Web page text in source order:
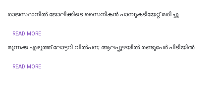
രാജസ്ഥാനിൽ ജോലിക്കിടെ സൈനികന്‍ പാമ്പുകടിയേറ്റ് മരിച്ചു
READ MORE
മൂന്നക്ക എഴുത്ത് ലോട്ടറി വിൽപന; ആലപ്പുഴയിൽ രണ്ടുപേർ പിടിയിൽ
READ MORE